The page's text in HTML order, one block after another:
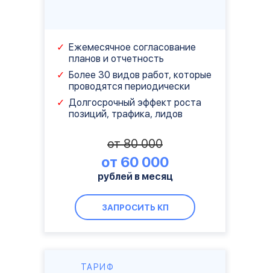
Ежемесячное согласование
планов и отчетность
Более 30 видов работ, которые
проводятся периодически
Долгосрочный эффект роста
позиций, трафика, лидов
от 80 000
от 60 000
рублей в месяц
ЗАПРОСИТЬ КП
ТАРИФ